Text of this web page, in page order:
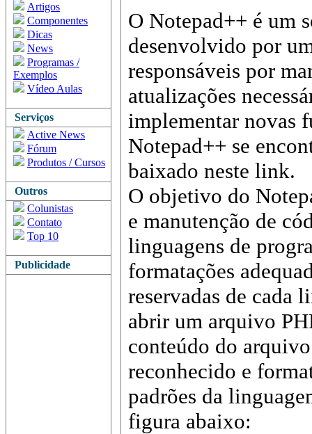
Artigos
Componentes
Dicas
News
Programas /
Exemplos
Vídeo Aulas
Serviços
Active News
Fórum
Produtos / Cursos
Outros
Colunistas
Contato
Top 10
Publicidade
O Notepad++ é um
desenvolvido por
responsáveis por
atualizações
implementar novas
Notepad++ se
baixado neste link.
O objetivo do
e manutenção de
linguagens de
formatações
reservadas de cada
abrir um arquivo
conteúdo do
reconhecido e
padrões da
figura abaixo: